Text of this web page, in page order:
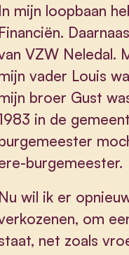
In mijn loopbaan
Financiën.
VZW Neledal.
vader Louis
broer Gust
in de
burgemeester.
Nu wil ik er
om
net zoals